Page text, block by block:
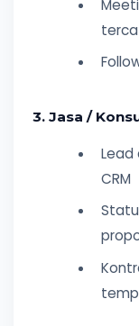
3. Jasa /
Lead
CRM